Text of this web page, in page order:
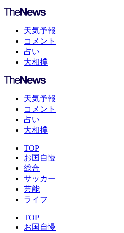
天気予報
コメント
占い
大相撲
天気予報
コメント
占い
大相撲
TOP
お国自慢
総合
サッカー
芸能
ライフ
TOP
お国自慢